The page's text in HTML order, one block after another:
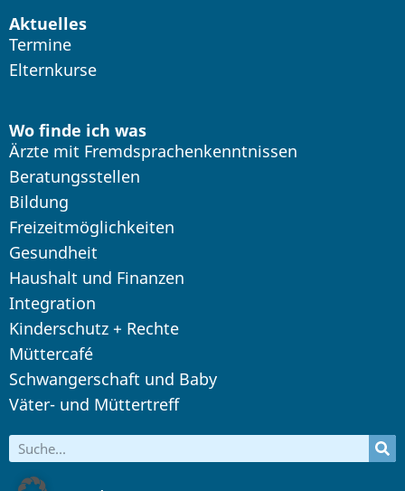
Aktuelles
Termine
Elternkurse
Wo finde ich was
Ärzte mit Fremdsprachenkenntnissen
Beratungsstellen
Bildung
Freizeitmöglichkeiten
Gesundheit
Haushalt und Finanzen
Integration
Kinderschutz + Rechte
Müttercafé
Schwangerschaft und Baby
Väter- und Müttertreff